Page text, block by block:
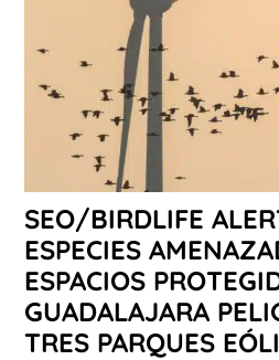
SEO/BIRDLIFE
ESPECIES
ESPACIOS
GUADALAJARA
TRES PARQUES